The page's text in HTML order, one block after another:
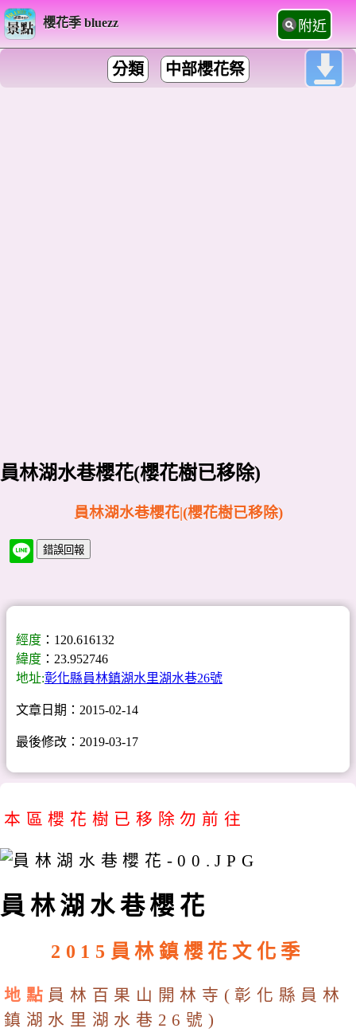
櫻花季 bluezz 附近
分類 中部櫻花祭
員林湖水巷櫻花(櫻花樹已移除)
員林湖水巷櫻花|(櫻花樹已移除)
經度 ：120.616132
緯度 ：23.952746
地址:彰化縣員林鎮湖水里湖水巷26號
文章日期：2015-02-14
最後修改：2019-03-17
本區櫻花樹已移除勿前往
員林湖水巷櫻花
2015員林鎮櫻花文化季
地點 員林百果山開林寺(彰化縣員林
鎮湖水里湖水巷26號)